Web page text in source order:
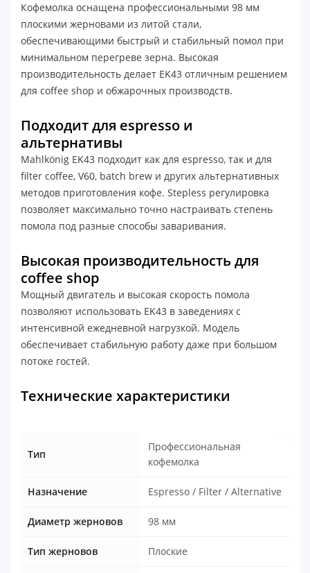
Кофемолка оснащена профессиональными 98 мм
плоскими жерновами из литой стали,
обеспечивающими быстрый и стабильный помол при
минимальном перегреве зерна. Высокая
производительность делает EK43 отличным решением
для coffee shop и обжарочных производств.
Подходит для espresso и
альтернативы
Mahlkönig EK43 подходит как для espresso, так и для
filter coffee, V60, batch brew и других альтернативных
методов приготовления кофе. Stepless регулировка
позволяет максимально точно настраивать степень
помола под разные способы заваривания.
Высокая производительность для
coffee shop
Мощный двигатель и высокая скорость помола
позволяют использовать EK43 в заведениях с
интенсивной ежедневной нагрузкой. Модель
обеспечивает стабильную работу даже при большом
потоке гостей.
Технические характеристики
Тип
Профессиональная
кофемолка
Назначение Espresso / Filter / Alternative
Диаметр жерновов 98 мм
Тип жерновов Плоские